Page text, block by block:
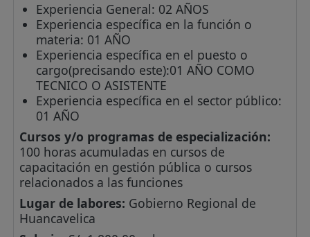
Experiencia General: 02 AÑOS
Experiencia específica en la función o
materia: 01 AÑO
Experiencia específica en el puesto o
cargo(precisando este):01 AÑO COMO
TECNICO O ASISTENTE
Experiencia específica en el sector público:
01 AÑO
Cursos y/o programas de especialización:
100 horas acumuladas en cursos de
capacitación en gestión pública o cursos
relacionados a las funciones
Lugar de labores: Gobierno Regional de
Huancavelica